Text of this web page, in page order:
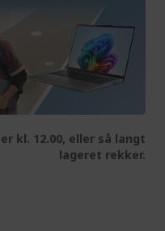
kl. 12.00, eller så langt
lageret rekker.